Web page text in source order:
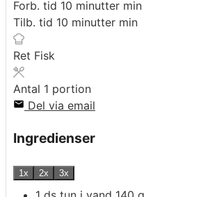
Forb. tid 10 minutter min
Tilb. tid 10 minutter min
Ret Fisk
Antal 1 portion
Del via email
Ingredienser
1x 2x 3x